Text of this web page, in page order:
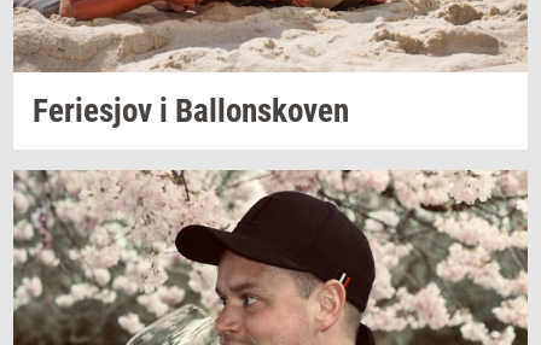
Fe­ri­esjov i Bal­lonsko­ven